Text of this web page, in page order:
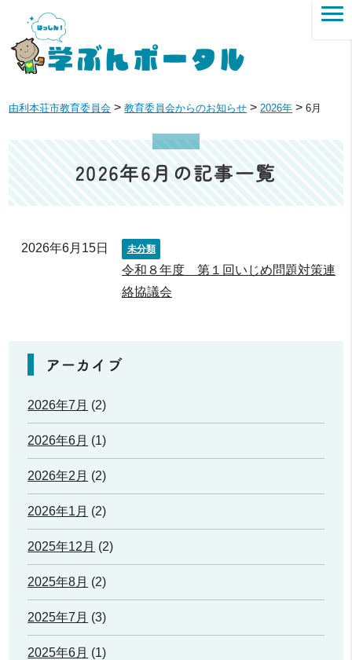
由利本荘市教育委員会 >教育委員会からのお知らせ > 2026年 >6月
2026年6月の記事一覧
2026年6月15日 未分類
令和８年度 第１回いじめ問題対策連
絡協議会
アーカイブ
2026年7月 (2)
2026年6月 (1)
2026年2月 (2)
2026年1月 (2)
2025年12月 (2)
2025年8月 (2)
2025年7月 (3)
2025年6月 (1)